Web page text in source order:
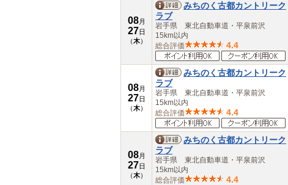
08月
27日
（木）
みちのく古都カントリーク
ラブ
岩手県 東北自動車道・平泉前沢
15km以内
総合評価
4.4
08月
27日
（木）
みちのく古都カントリーク
ラブ
岩手県 東北自動車道・平泉前沢
15km以内
総合評価
4.4
08月
27日
（木）
みちのく古都カントリーク
ラブ
岩手県 東北自動車道・平泉前沢
15km以内
総合評価
4.4